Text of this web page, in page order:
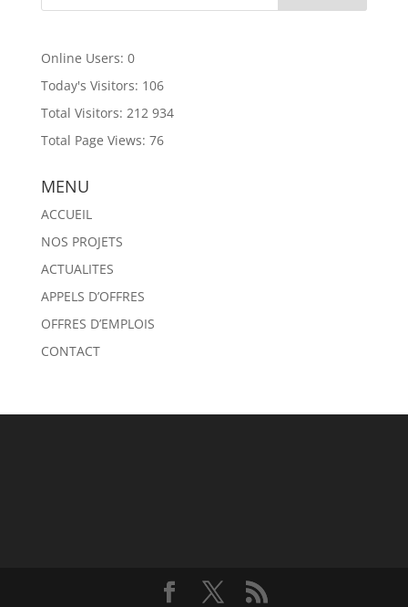
Online Users: 0
Today's Visitors: 106
Total Visitors: 212 934
Total Page Views: 76
MENU
ACCUEIL
NOS PROJETS
ACTUALITES
APPELS D’OFFRES
OFFRES D’EMPLOIS
CONTACT